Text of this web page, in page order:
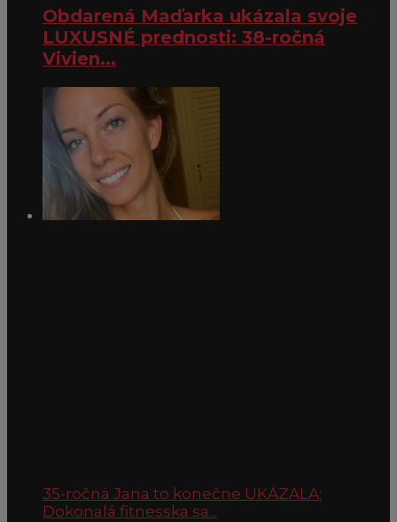
Obdarená Maďarka ukázala svoje
LUXUSNÉ prednosti: 38-ročná
Vivien...
35-ročná Jana to konečne UKÁZALA:
Dokonalá fitnesska sa...